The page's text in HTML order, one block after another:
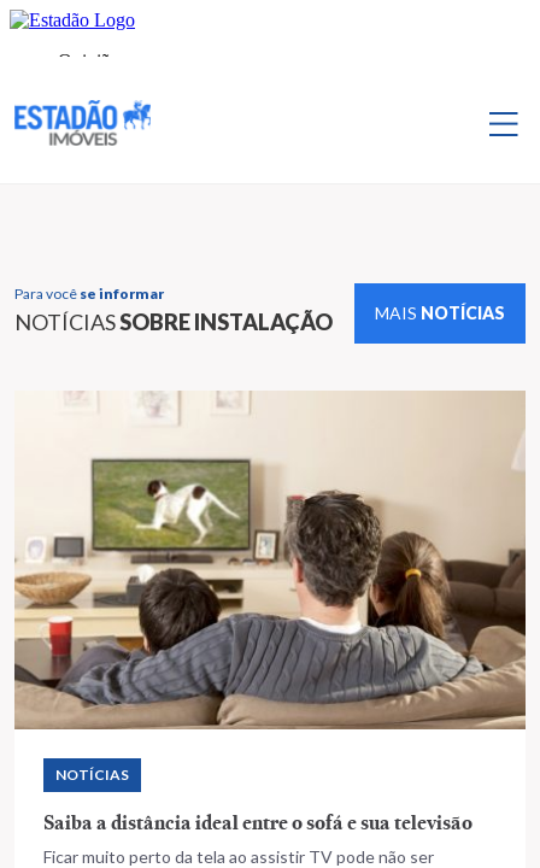
Para você se informar
NOTÍCIASSOBRE INSTALAÇÃO MAIS NOTÍCIAS
NOTÍCIAS
Saiba a distância ideal entre o sofá e sua televisão
Ficar muito perto da tela ao assistir TV pode não ser